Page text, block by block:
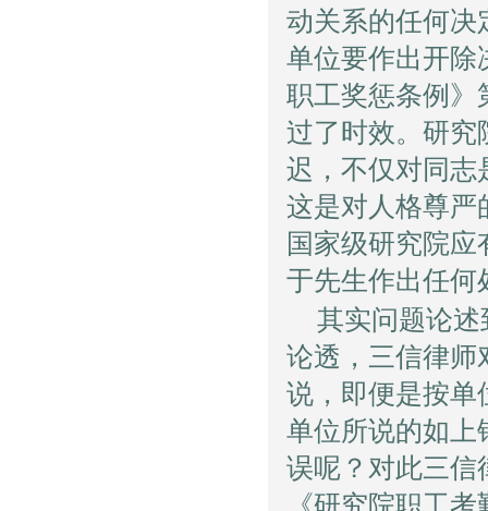
动关系的任何决
单位要作出开除
职工奖惩条例》
过了时效。研究
迟，不仅对同志
这是对人格尊严
国家级研究院
于先生作出任何
其实问题论
论透，三信律师
说，即便是按单
单位所说的如上
误呢？对此三信
《研究院职工